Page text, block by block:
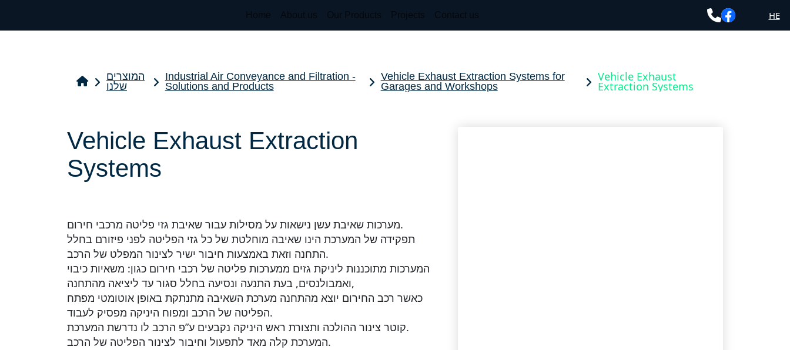
Home About us Our Products Projects Contact us HE
המוצרים
שלנו
Industrial Air Conveyance and Filtration -
Solutions and Products
Vehicle Exhaust Extraction Systems for
Garages and Workshops
Vehicle Exhaust
Extraction Systems
Vehicle Exhaust Extraction
Systems
מערכות שאיבת עשן נישאות על מסילות עבור שאיבת גזי פליטה מרכבי חירום.
תפקידה של המערכת הינו שאיבה מוחלטת של כל גזי הפליטה לפני פיזורם בחלל
התחנה וזאת באמצעות חיבור ישיר לצינור המפלט של הרכב.
המערכות מתוכננות ליניקת גזים ממערכות פליטה של רכבי חירום כגון: משאיות כיבוי
ואמבולנסים, בעת התנעה ונסיעה בחלל סגור עד ליציאה מהתחנה,
כאשר רכב החירום יוצא מהתחנה מערכת השאיבה מתנתקת באופן אוטומטי מפתח
הפליטה של הרכב ומפוח היניקה מפסיק לעבוד.
קוטר צינור ההולכה ותצורת ראש היניקה נקבעים ע”פ הרכב לו נדרשת המערכת.
המערכת קלה מאד לתפעול וחיבור לצינור הפליטה של הרכב.